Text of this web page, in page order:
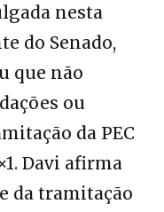
nesta
do Senado,
que não
ou
da PEC
Davi afirma
da tramitação